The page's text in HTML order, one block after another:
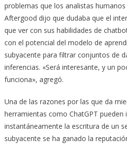
problemas que los analistas
Aftergood dijo que dudaba que el
que ver con sus habilidades de
con el potencial del modelo de
subyacente para filtrar conjuntos de
inferencias. «Será interesante, y un
funciona», agregó.
Una de las razones por las que da
herramientas como ChatGPT pueden
instantáneamente la escritura de un
subyacente se ha ganado la